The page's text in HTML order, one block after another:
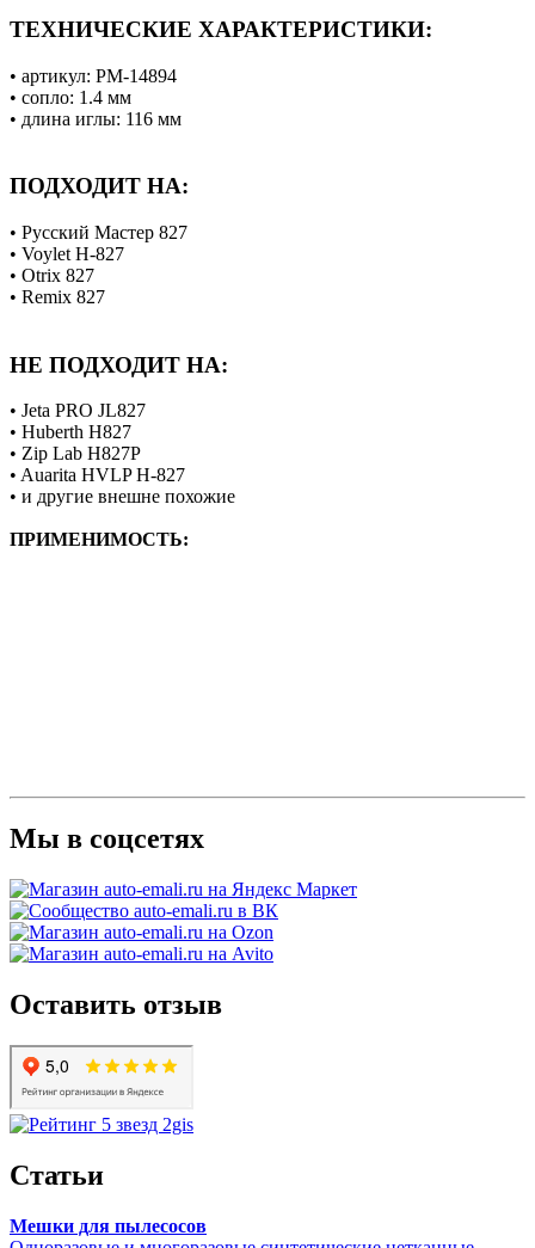
ТЕХНИЧЕСКИЕ ХАРАКТЕРИСТИКИ:
• артикул: РМ-14894
• сопло: 1.4 мм
• длина иглы: 116 мм
ПОДХОДИТ НА:
• Русский Мастер 827
• Voylet H-827
• Otrix 827
• Remix 827
НЕ ПОДХОДИТ НА:
• Jeta PRO JL827
• Huberth H827
• Zip Lab H827P
• Auarita HVLP H-827
• и другие внешне похожие
ПРИМЕНИМОСТЬ:
Мы в соцсетях
Оставить отзыв
Статьи
Мешки для пылесосов